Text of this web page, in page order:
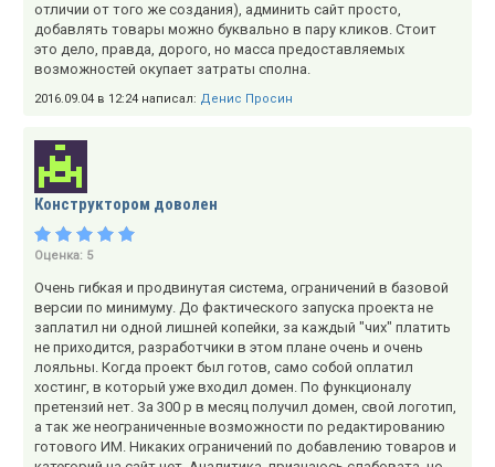
отличии от того же создания), админить сайт просто,
добавлять товары можно буквально в пару кликов. Стоит
это дело, правда, дорого, но масса предоставляемых
возможностей окупает затраты сполна.
2016.09.04 в 12:24 написал: Денис Просин
Конструктором доволен
Оценка: 5
Очень гибкая и продвинутая система, ограничений в базовой
версии по минимуму. До фактического запуска проекта не
заплатил ни одной лишней копейки, за каждый "чих" платить
не приходится, разработчики в этом плане очень и очень
лояльны. Когда проект был готов, само собой оплатил
хостинг, в который уже входил домен. По функционалу
претензий нет. За 300 р в месяц получил домен, свой логотип,
а так же неограниченные возможности по редактированию
готового ИМ. Никаких ограничений по добавлению товаров и